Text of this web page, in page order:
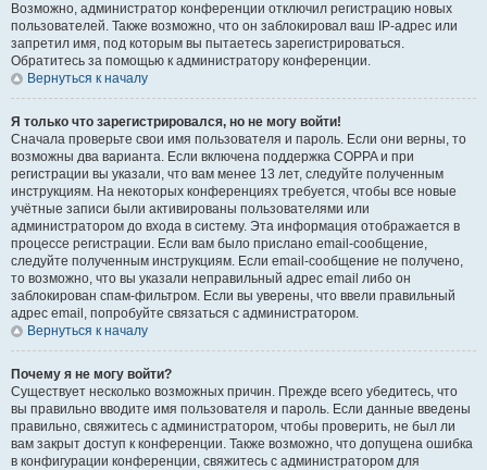
Возможно, администратор конференции отключил регистрацию новых
пользователей. Также возможно, что он заблокировал ваш IP-адрес или
запретил имя, под которым вы пытаетесь зарегистрироваться.
Обратитесь за помощью к администратору конференции.
Вернуться к началу
Я только что зарегистрировался, но не могу войти!
Сначала проверьте свои имя пользователя и пароль. Если они верны, то
возможны два варианта. Если включена поддержка COPPA и при
регистрации вы указали, что вам менее 13 лет, следуйте полученным
инструкциям. На некоторых конференциях требуется, чтобы все новые
учётные записи были активированы пользователями или
администратором до входа в систему. Эта информация отображается в
процессе регистрации. Если вам было прислано email-сообщение,
следуйте полученным инструкциям. Если email-сообщение не получено,
то возможно, что вы указали неправильный адрес email либо он
заблокирован спам-фильтром. Если вы уверены, что ввели правильный
адрес email, попробуйте связаться с администратором.
Вернуться к началу
Почему я не могу войти?
Существует несколько возможных причин. Прежде всего убедитесь, что
вы правильно вводите имя пользователя и пароль. Если данные введены
правильно, свяжитесь с администратором, чтобы проверить, не был ли
вам закрыт доступ к конференции. Также возможно, что допущена ошибка
в конфигурации конференции, свяжитесь с администратором для